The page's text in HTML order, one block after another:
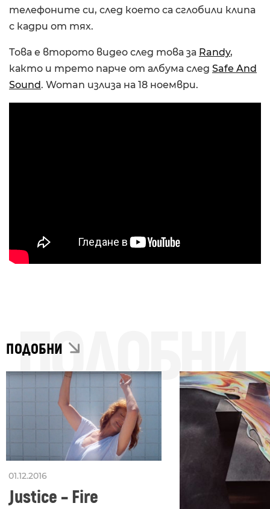
телефоните си, след което са сглобили клипа
с кадри от тях.
Това е второто видео след това за Randy,
както и трето парче от албума след Safe And
Sound. Woman излиза на 18 ноември.
ПОДОБНИ
ПОДОБНИ
01.12.2016
Justice – Fire